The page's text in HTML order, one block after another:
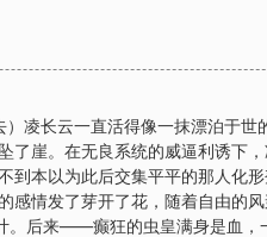
凌长云一直活得像一抹漂泊于
崖。在无良系统的威逼利诱下
本以为此后交集平平的那人化
感情发了芽开了花，随着自由
。后来——癫狂的虫皇满身是血